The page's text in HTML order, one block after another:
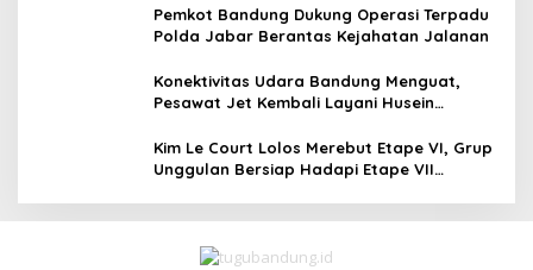
Pemkot Bandung Dukung Operasi Terpadu
Polda Jabar Berantas Kejahatan Jalanan
Konektivitas Udara Bandung Menguat,
Pesawat Jet Kembali Layani Husein
Kim Le Court Lolos Merebut Etape VI, Grup
Unggulan Bersiap Hadapi Etape VII